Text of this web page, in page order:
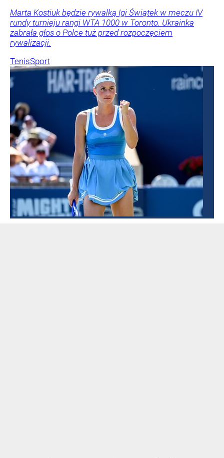
Marta Kostiuk będzie rywalką Igi Świątek w meczu IV
rundy turnieju rangi WTA 1000 w Toronto. Ukrainka
zabrała głos o Polce tuż przed rozpoczęciem
rywalizacji.
TenisSport